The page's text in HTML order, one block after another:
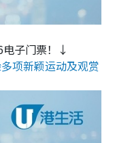
子门票！↓
项新颖运动及观赏